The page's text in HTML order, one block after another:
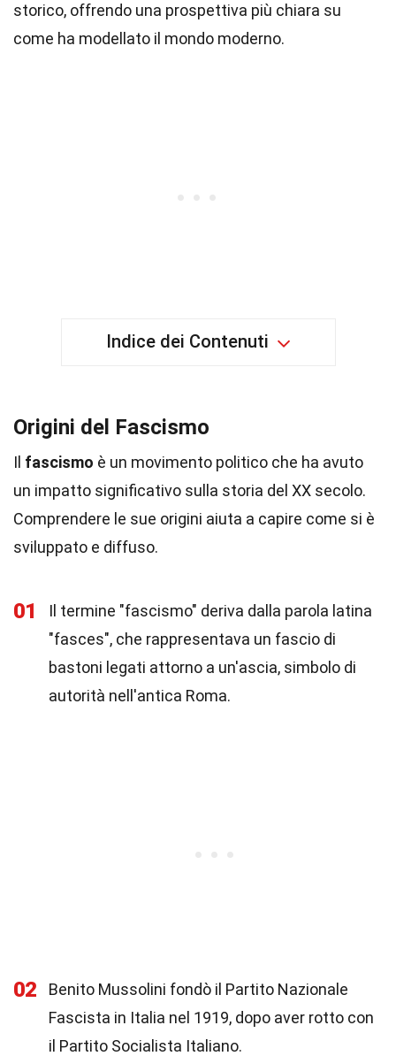
storico, offrendo una prospettiva più chiara su
come ha modellato il mondo moderno.
Indice dei Contenuti
Origini del Fascismo
Il fascismo è un movimento politico che ha avuto
un impatto significativo sulla storia del XX secolo.
Comprendere le sue origini aiuta a capire come si è
sviluppato e diffuso.
01
Il termine "fascismo" deriva dalla parola latina
"fasces", che rappresentava un fascio di
bastoni legati attorno a un'ascia, simbolo di
autorità nell'antica Roma.
02
Benito Mussolini fondò il Partito Nazionale
Fascista in Italia nel 1919, dopo aver rotto con
il Partito Socialista Italiano.